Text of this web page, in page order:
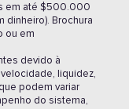
em até $500.000
Brochura
ou em
devido à
liquidez,
podem variar
do sistema,